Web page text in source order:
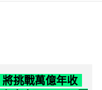
挑戰萬億年收